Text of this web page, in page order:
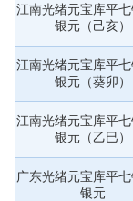
江南光绪元宝库平
银元（己亥）
江南光绪元宝库平
银元（葵卯）
江南光绪元宝库平
银元（乙巳）
广东光绪元宝库平
银元